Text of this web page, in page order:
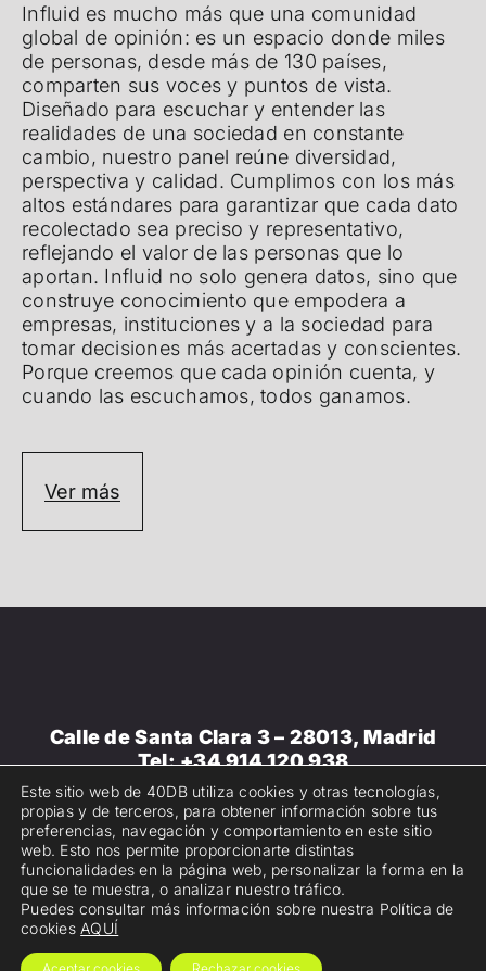
Influid es mucho más que una comunidad
global de opinión: es un espacio donde miles
de personas, desde más de 130 países,
comparten sus voces y puntos de vista.
Diseñado para escuchar y entender las
realidades de una sociedad en constante
cambio, nuestro panel reúne diversidad,
perspectiva y calidad. Cumplimos con los más
altos estándares para garantizar que cada dato
recolectado sea preciso y representativo,
reflejando el valor de las personas que lo
aportan. Influid no solo genera datos, sino que
construye conocimiento que empodera a
empresas, instituciones y a la sociedad para
tomar decisiones más acertadas y conscientes.
Porque creemos que cada opinión cuenta, y
cuando las escuchamos, todos ganamos.
Ver más
Calle de Santa Clara 3 – 28013, Madrid
Tel:+34 914 120 938
Email:info@40db.es
Copyright 2025. 40dB. Todos los derechos
reservados. Aviso legal.Política de privacidad ·
Política de cookies
Este sitio web de 40DB utiliza cookies y otras tecnologías,
propias y de terceros, para obtener información sobre tus
preferencias, navegación y comportamiento en este sitio
web. Esto nos permite proporcionarte distintas
funcionalidades en la página web, personalizar la forma en la
que se te muestra, o analizar nuestro tráfico.
Puedes consultar más información sobre nuestra Política de
cookies AQUÍ